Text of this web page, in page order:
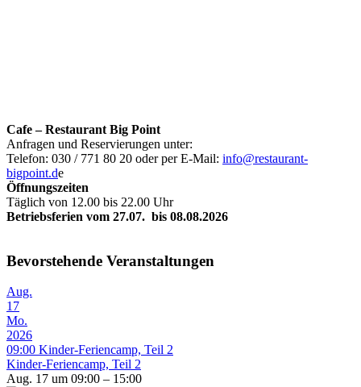
Cafe – Restaurant Big Point
Anfragen und Reservierungen unter:
Telefon: 030 / 771 80 20 oder per E-Mail: info@restaurant-
bigpoint.de
Öffnungszeiten
Täglich von 12.00 bis 22.00 Uhr
Betriebsferien vom 27.07. bis 08.08.2026
Bevorstehende Veranstaltungen
Aug.
17
Mo.
2026
09:00 Kinder-Feriencamp, Teil 2
Kinder-Feriencamp, Teil 2
Aug. 17 um 09:00 – 15:00